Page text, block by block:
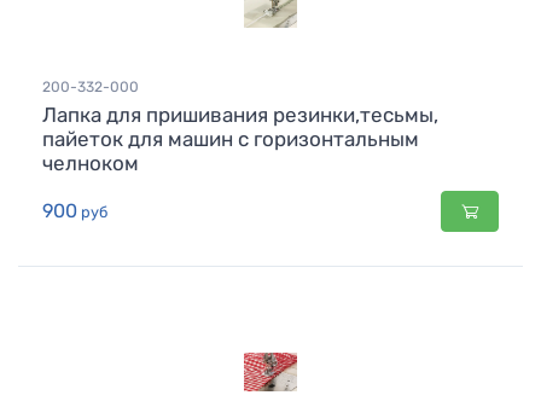
200-332-000
Лапка для пришивания резинки,тесьмы,
пайеток для машин с горизонтальным
челноком
900 руб